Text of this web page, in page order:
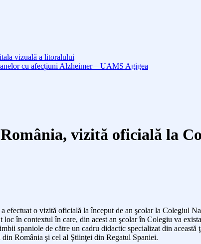
vizuală a litoralului
cu afecțiuni Alzheimer – UAMS Agigea
vizită oficială la
a efectuat o vizită oficială la început de an şcolarla Colegiul
locîn contextul în care, din acest an şcolar în Colegiu va
spaniole de către un cadru didactic specializat din această
România şi cel al Ştiinţei din Regatul Spaniei.